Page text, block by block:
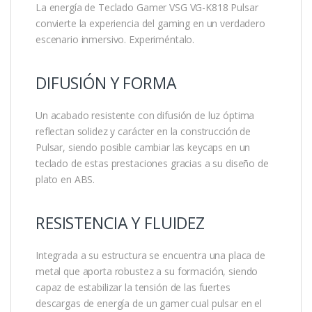
La energía de Teclado Gamer VSG VG-K818 Pulsar
convierte la experiencia del gaming en un verdadero
escenario inmersivo. Experiméntalo.
DIFUSIÓN Y FORMA
Un acabado resistente con difusión de luz óptima
reflectan solidez y carácter en la construcción de
Pulsar, siendo posible cambiar las keycaps en un
teclado de estas prestaciones gracias a su diseño de
plato en ABS.
RESISTENCIA Y FLUIDEZ
Integrada a su estructura se encuentra una placa de
metal que aporta robustez a su formación, siendo
capaz de estabilizar la tensión de las fuertes
descargas de energía de un gamer cual pulsar en el